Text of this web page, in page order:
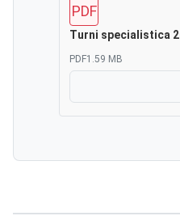
PDF
Turni specialistica
PDF1.59 MB